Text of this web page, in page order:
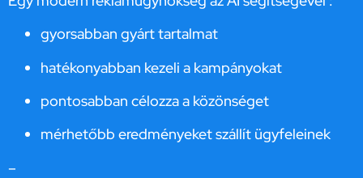
gyorsabban gyárt tartalmat
hatékonyabban kezeli a kampányokat
pontosabban célozza a közönséget
mérhetőbb eredményeket szállít ügyfeleinek
–